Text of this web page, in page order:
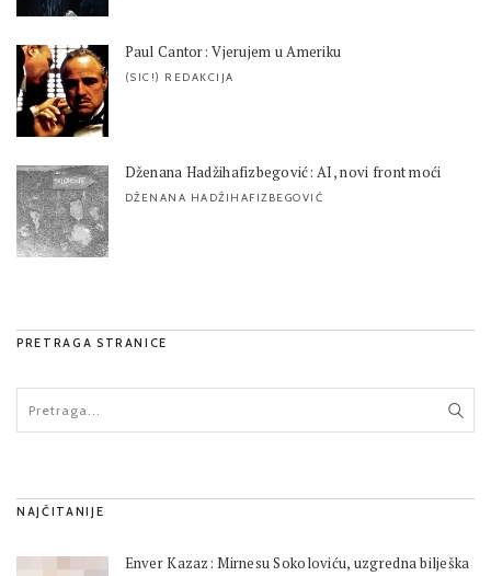
Paul Cantor: Vjerujem u Ameriku
(SIC!) REDAKCIJA
Dženana Hadžihafizbegović: AI, novi front moći
DŽENANA HADŽIHAFIZBEGOVIĆ
PRETRAGA STRANICE
NAJČITANIJE
Enver Kazaz: Mirnesu Sokoloviću, uzgredna bilješka